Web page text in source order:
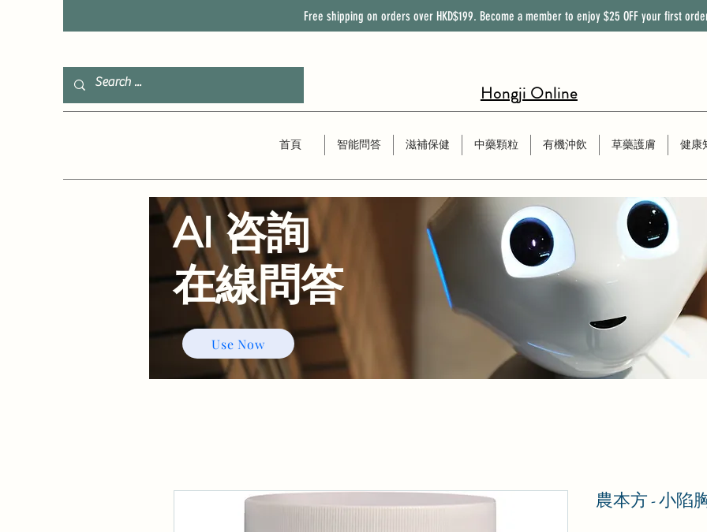
Free shipping on orders over HKD$199. Become a member to enjoy $25 OFF your first
Hongji Online
首頁 智能問答 滋補保健 中藥顆粒 有機沖飲 草藥護膚 健康
農本方 - 小陷
Use Now
AI 咨詢
​在線問答